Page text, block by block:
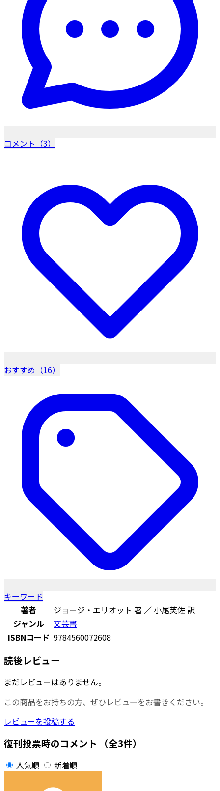
コメント（3）
おすすめ（16）
キーワード
著者
ジョージ・エリオット 著 ／ 小尾芙佐 訳
ジャンル
文芸書
ISBNコード 9784560072608
読後レビュー
まだレビューはありません。
この商品をお持ちの方、ぜひレビューをお書きください。
レビューを投稿する
復刊投票時のコメント （全3件）
人気順 新着順